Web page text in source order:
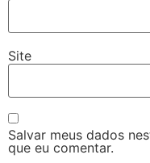
Site
Salvar meus dados
que eu comentar.